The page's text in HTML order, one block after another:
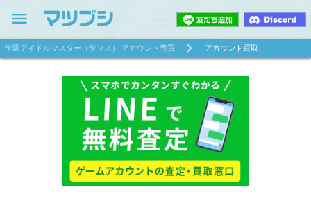
menu
学園アイドルマスター（学マス） アカウント売買 アカウント買取